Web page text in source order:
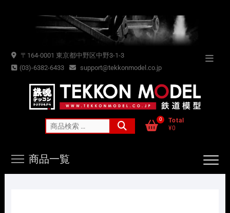
〒164-0001 東京都中野区中野3-1-3
(03)-6382-6433
support@tekkonmodel.co.jp
索
0
Total
¥0
商品一覧